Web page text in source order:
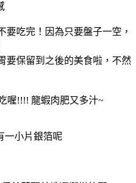
吃完！因為只要盤子一空，
要保留到之後的美食啦，不然
喔!!!! 龍蝦肉肥又多汁~
一小片銀箔呢